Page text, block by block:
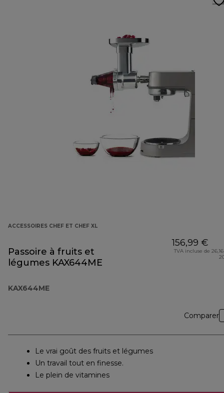
ACCESSOIRES CHEF ET CHEF XL
Passoire à fruits et
légumes KAX644ME
KAX644ME
156,99 €
TVA incluse de
Comparer
Le vrai goût des fruits et légumes
Un travail tout en finesse.
Le plein de vitamines